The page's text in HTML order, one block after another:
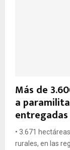
Más de
a
• 3.671
rurales, en las